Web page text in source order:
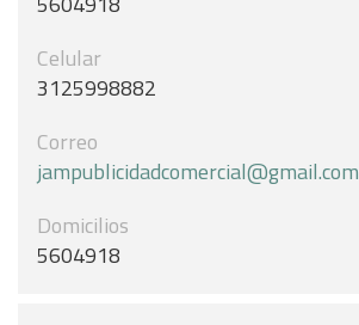
Celular
3125998882
Correo
jampublicidadcomercial@gmail.com
Domicilios
5604918